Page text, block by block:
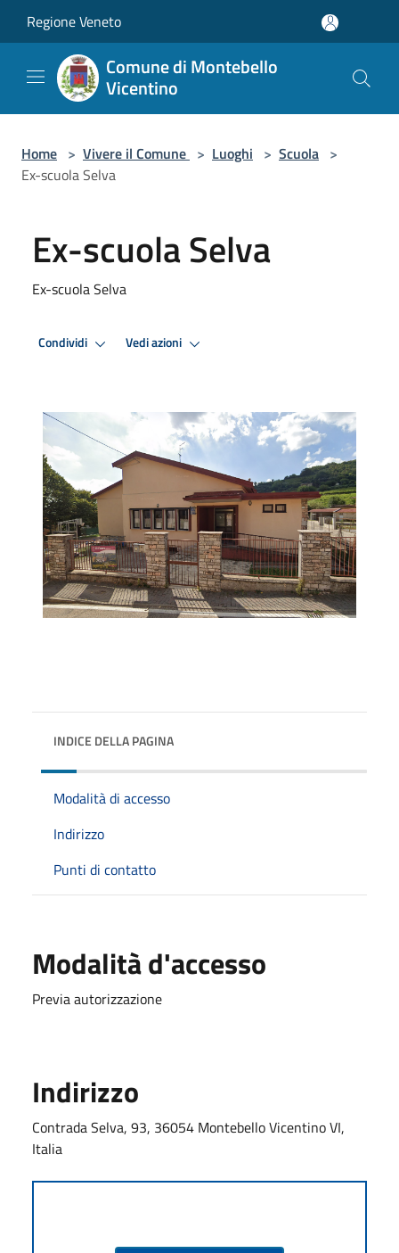
Regione Veneto
Comune di Montebello
Vicentino
Home > Vivere il Comune > Luoghi > Scuola >
Ex-scuola Selva
Ex-scuola Selva
Ex-scuola Selva
Condividi Vedi azioni
INDICE DELLA PAGINA
Modalità di accesso
Indirizzo
Punti di contatto
Modalità d'accesso
Previa autorizzazione
Indirizzo
Contrada Selva, 93, 36054 Montebello Vicentino VI,
Italia